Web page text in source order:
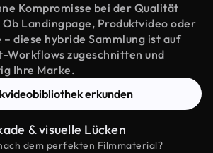
Kompromisse bei der Qualität
Landingpage, Produktvideo oder
diese hybride Sammlung ist auf
Workflows zugeschnitten und
Ihre Marke.
erkunden
& visuelle Lücken
dem perfekten Filmmaterial?